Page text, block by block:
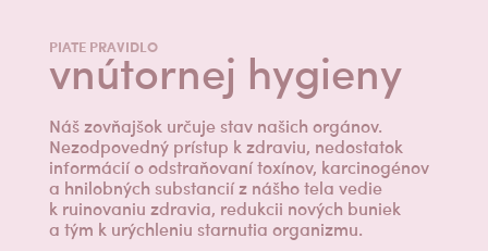
PIATE PRAVIDLO
vnútornej hygieny
Náš zovňajšok určuje stav našich orgánov.
Nezodpovedný prístup k zdraviu, nedostatok
informácií o odstraňovaní toxínov, karcinogénov
a hnilobných substancií z nášho tela vedie
k ruinovaniu zdravia, redukcii nových buniek
a tým k urýchleniu starnutia organizmu.